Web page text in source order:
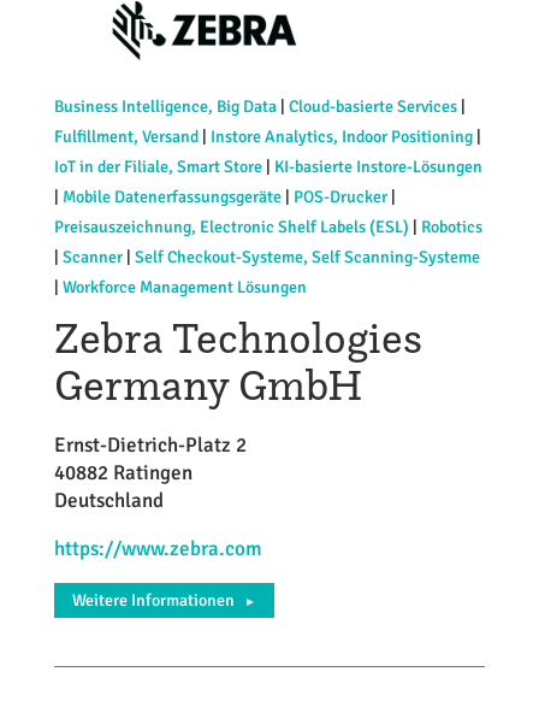
Business Intelligence, Big Data| Cloud-basierte Services|
Fulfillment, Versand| Instore Analytics, Indoor Positioning|
IoT in der Filiale, Smart Store| KI-basierte Instore-Lösungen
Mobile Datenerfassungsgeräte| POS-Drucker|
Preisauszeichnung, Electronic Shelf Labels (ESL)
Robotics
Scanner| Self Checkout-Systeme, Self Scanning-Systeme
Workforce Management Lösungen
Zebra Technologies
Germany GmbH
Ernst-Dietrich-Platz 2
40882 Ratingen
Deutschland
https://www.zebra.com
Weitere Informationen ►